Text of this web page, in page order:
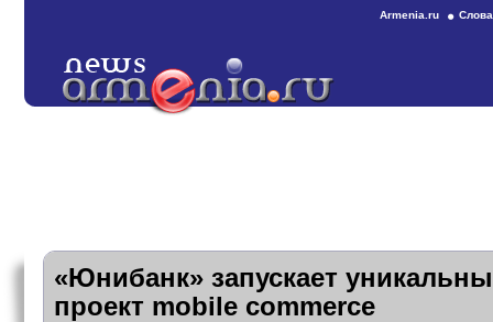
Armenia.ru
«Юнибанк» запускает
проект mobile commerce